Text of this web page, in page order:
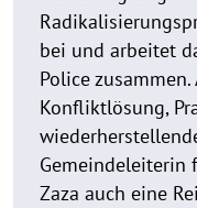
bei und arbeitet
Police
Konfliktlösung,
Gemeindeleiterin
Zaza auch eine